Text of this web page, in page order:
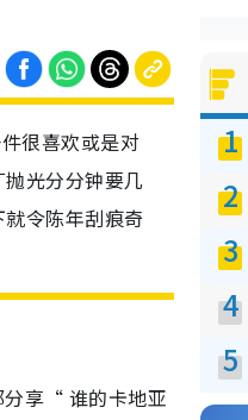
很喜欢或是对
光分分钟要几
令陈年刮痕奇
分享“ 谁的卡地亚
1
2
3
4
5